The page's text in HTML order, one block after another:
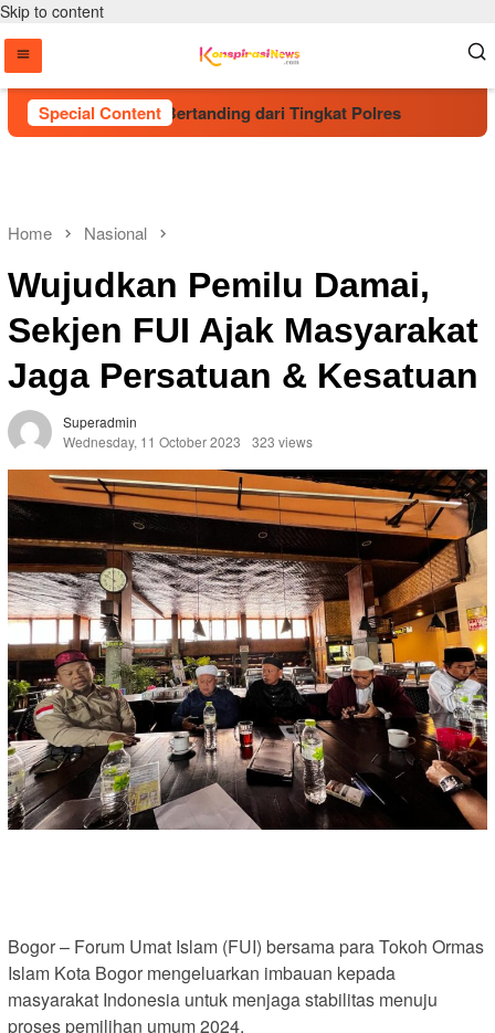
Skip to content
Special Content
Muda Bertanding dari Tingkat Polres
Home Nasional
Wujudkan Pemilu Damai,
Sekjen FUI Ajak Masyarakat
Jaga Persatuan & Kesatuan
Superadmin
Wednesday, 11 October 2023
323 views
Bogor – Forum Umat Islam (FUI) bersama para Tokoh Ormas
Islam Kota Bogor mengeluarkan imbauan kepada
masyarakat Indonesia untuk menjaga stabilitas menuju
proses pemilihan umum 2024.